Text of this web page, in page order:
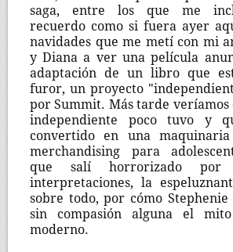
saga, entre los que me
recuerdo como si fuera ayer
navidades que me metí con mi
y Diana a ver una película
adaptación de un libro que
furor, un proyecto
por Summit. Más tarde veríamos
independiente poco tuvo y
convertido en una
merchandising para
que salí horrorizado por
interpretaciones, la
sobre todo, por cómo
sin compasión alguna el
moderno.